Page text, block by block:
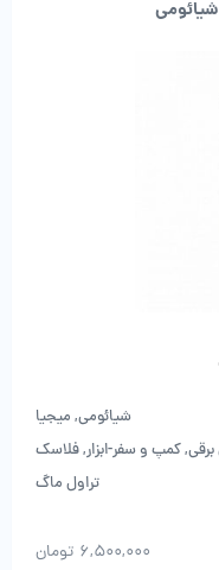
شیائومی, میجیا
,کمپ و سفر-ابزار,فلاسک
تراول ماگ
۶,۵۰۰,۰۰۰ تومان